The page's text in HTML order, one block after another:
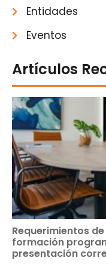
Artículos
Requerimientos
formación
presentación
Entidades
Eventos